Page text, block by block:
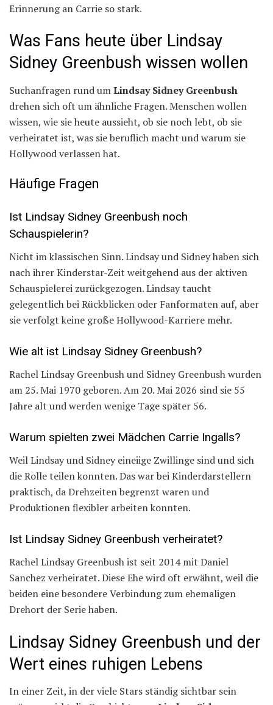
Erinnerung an Carrie so stark.
Was Fans heute über Lindsay
Sidney Greenbush wissen wollen
Suchanfragen rund umLindsay Sidney Greenbush
drehen sich oft um ähnliche Fragen. Menschen wollen
wissen, wie sie heute aussieht, ob sie noch lebt, ob sie
verheiratet ist, was sie beruflich macht und warum sie
Hollywood verlassen hat.
Häufige Fragen
Ist Lindsay Sidney Greenbush noch
Schauspielerin?
Nicht im klassischen Sinn. Lindsay und Sidney haben sich
nach ihrer Kinderstar-Zeit weitgehend aus der aktiven
Schauspielerei zurückgezogen. Lindsay taucht
gelegentlich bei Rückblicken oder Fanformaten auf, aber
sie verfolgt keine große Hollywood-Karriere mehr.
Wie alt ist Lindsay Sidney Greenbush?
Rachel Lindsay Greenbush und Sidney Greenbush wurden
am 25. Mai 1970 geboren. Am 20. Mai 2026 sind sie 55
Jahre alt und werden wenige Tage später 56.
Warum spielten zwei Mädchen Carrie Ingalls?
Weil Lindsay und Sidney eineiige Zwillinge sind und sich
die Rolle teilen konnten. Das war bei Kinderdarstellern
praktisch, da Drehzeiten begrenzt waren und
Produktionen flexibler arbeiten konnten.
Ist Lindsay Sidney Greenbush verheiratet?
Rachel Lindsay Greenbush ist seit 2014 mit Daniel
Sanchez verheiratet. Diese Ehe wird oft erwähnt, weil die
beiden eine besondere Verbindung zum ehemaligen
Drehort der Serie haben.
Lindsay Sidney Greenbush und der
Wert eines ruhigen Lebens
In einer Zeit, in der viele Stars ständig sichtbar sein